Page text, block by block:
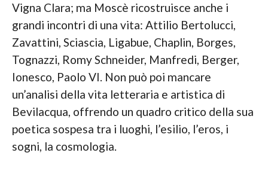
Vigna Clara; ma Moscè ricostruisce anche i
grandi incontri di una vita: Attilio Bertolucci,
Zavattini, Sciascia, Ligabue, Chaplin, Borges,
Tognazzi, Romy Schneider, Manfredi, Berger,
Ionesco, Paolo VI. Non può poi mancare
un’analisi della vita letteraria e artistica di
Bevilacqua, offrendo un quadro critico della sua
poetica sospesa tra i luoghi, l’esilio, l’eros, i
sogni, la cosmologia.